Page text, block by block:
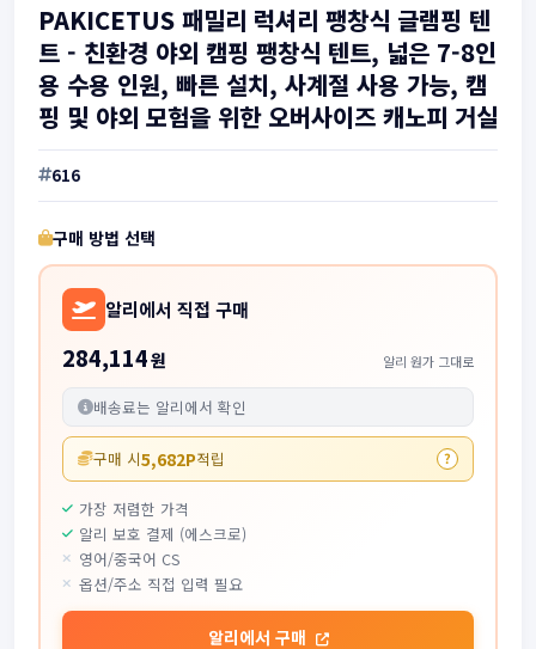
PAKICETUS 패밀리 럭셔리 팽창식 글램핑 텐
트 - 친환경 야외 캠핑 팽창식 텐트, 넓은 7-8인
용 수용 인원, 빠른 설치, 사계절 사용 가능, 캠
핑 및 야외 모험을 위한 오버사이즈 캐노피 거실
616
구매 방법 선택
알리에서 직접 구매
284,114원 알리 원가 그대로
배송료는 알리에서 확인
구매 시5,682P적립 ?
가장 저렴한 가격
알리 보호 결제 (에스크로)
영어/중국어 CS
옵션/주소 직접 입력 필요
알리에서 구매